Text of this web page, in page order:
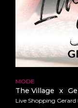
MODE
The Village x
Live Shopping Gerard